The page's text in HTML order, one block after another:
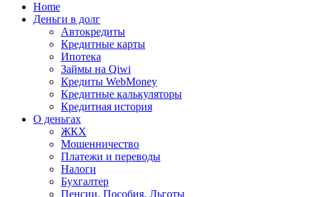
лиц
Home
Деньги в долг
Автокредиты
Кредитные карты
Ипотека
Займы на Qiwi
Кредиты WebMoney
Кредитные калькуляторы
Кредитная история
О деньгах
ЖКХ
Мошенничество
Платежи и переводы
Налоги
Бухгалтер
Пенсии. Пособия. Льготы